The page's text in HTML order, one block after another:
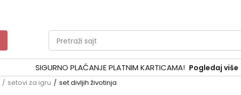
Pretraži sajt
SIGURNO PLAĆANJE PLATNIM KARTICAMA! Pogledaj više
setovi za igru set divljih životinja